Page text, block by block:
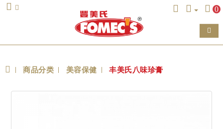
0
商品分类 美容保健 丰美氏八味珍膏